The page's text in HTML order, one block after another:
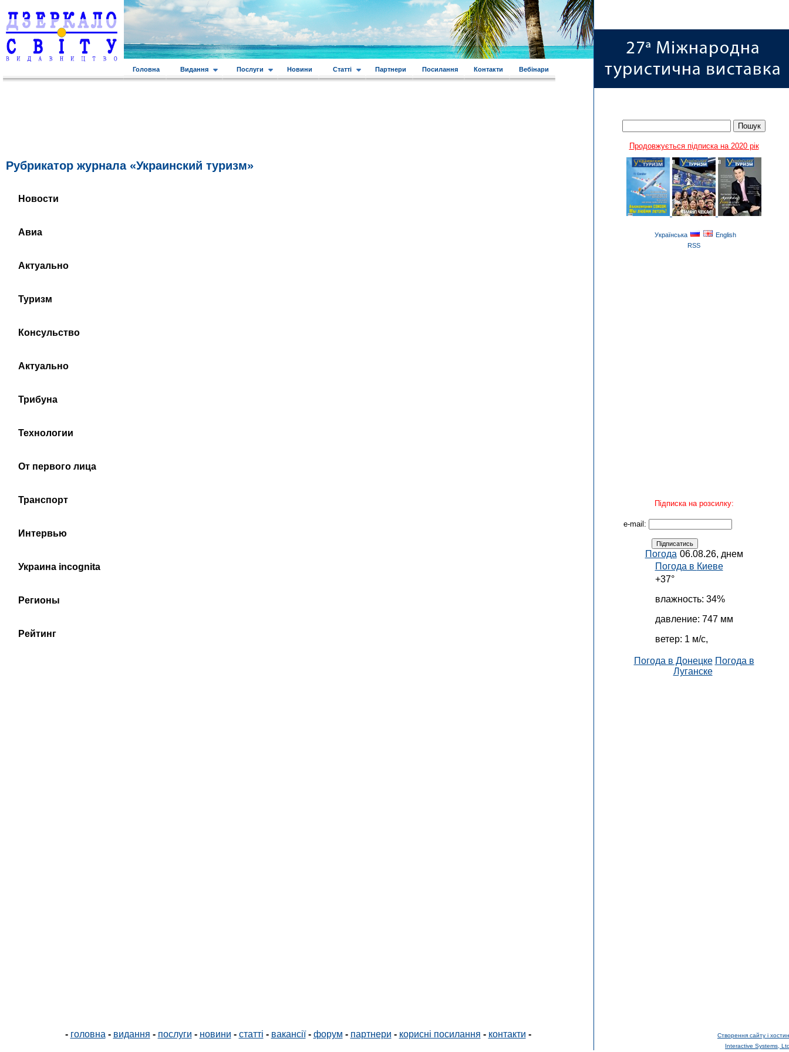
Головна Видання Послуги Новини Статті Партнери Посилання Контакти Вебінари
Продовжується підписка на 2020 рік
Українська
English
RSS
Підписка на розсилку:
e-mail:
Погода 06.08.26, днем
Погода в Киеве
+37°
влажность: 34%
давление: 747 мм
ветер: 1 м/с,
Погода в Донецке Погода в
Луганске
Рубрикатор журнала «Украинский туризм»
Новости
Авиа
Актуально
Туризм
Консульство
Актуально
Трибуна
Технологии
От первого лица
Транспорт
Интервью
Украина incognita
Регионы
Рейтинг
- головна - видання - послуги - новини - статті - вакансії- форум - партнери - корисні посилання - контакти -
Створення сайту і
Interactive Systems,